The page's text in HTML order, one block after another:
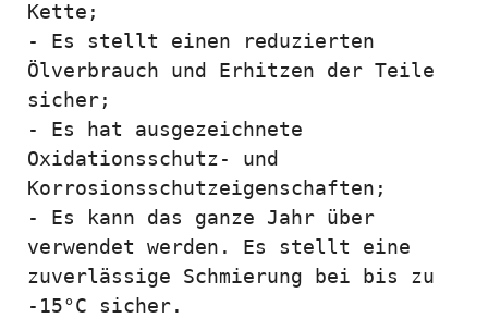
Kette;
- Es stellt einen reduzierten
Ölverbrauch und Erhitzen der Teile
sicher;
- Es hat ausgezeichnete
Oxidationsschutz- und
Korrosionsschutzeigenschaften;
- Es kann das ganze Jahr über
verwendet werden. Es stellt eine
zuverlässige Schmierung bei bis zu
-15°C sicher.